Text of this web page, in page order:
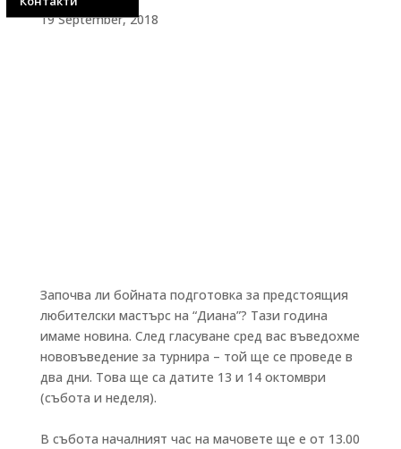
19 September, 2018
Започва ли бойната подготовка за предстоящия
любителски мастърс на “Диана”? Тази година
имаме новина. След гласуване сред вас въведохме
нововъведение за турнира – той ще се проведе в
два дни. Това ще са датите 13 и 14 октомври
(събота и неделя).
В събота началният час на мачовете ще е от 13.00